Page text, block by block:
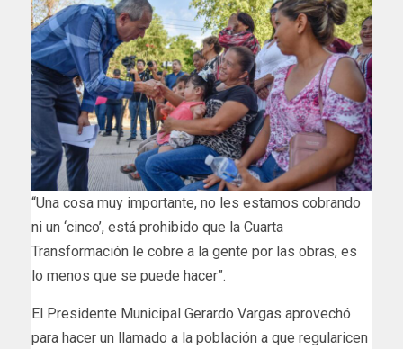
“Una cosa muy importante, no les estamos cobrando
ni un ‘cinco’, está prohibido que la Cuarta
Transformación le cobre a la gente por las obras, es
lo menos que se puede hacer”.
El Presidente Municipal Gerardo Vargas aprovechó
para hacer un llamado a la población a que regularicen